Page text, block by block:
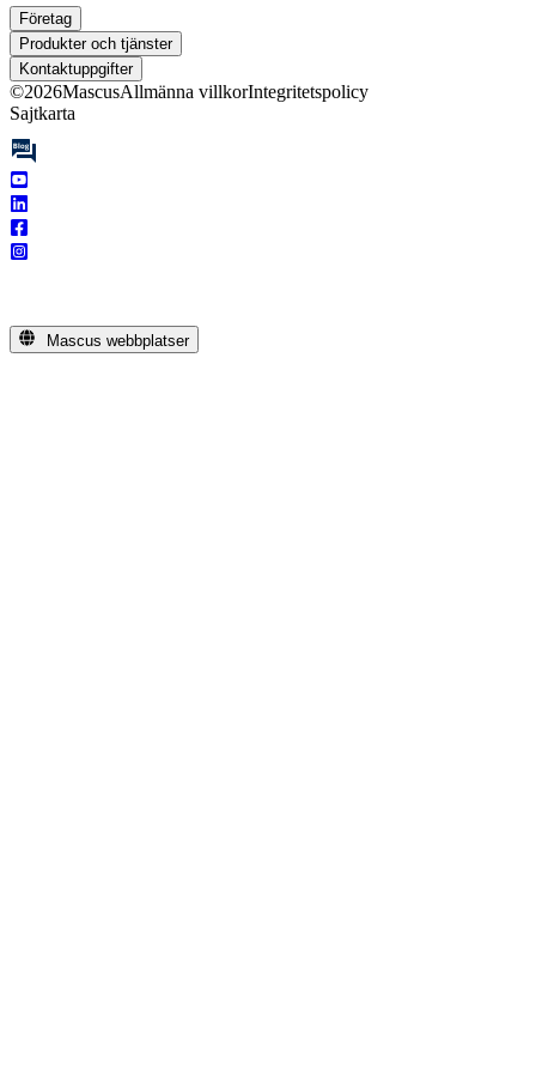
Företag
Produkter och tjänster
Kontaktuppgifter
©2026MascusAllmänna villkorIntegritetspolicy
Sajtkarta
Mascus webbplatser